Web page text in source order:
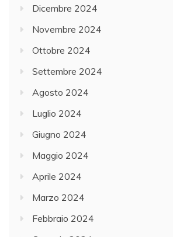
Dicembre 2024
Novembre 2024
Ottobre 2024
Settembre 2024
Agosto 2024
Luglio 2024
Giugno 2024
Maggio 2024
Aprile 2024
Marzo 2024
Febbraio 2024